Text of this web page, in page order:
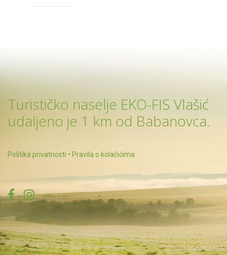
Turističko naselje EKO-FIS Vlašić
udaljeno je 1 km od Babanovca.
Politika privatnosti • Pravila o kolačićima